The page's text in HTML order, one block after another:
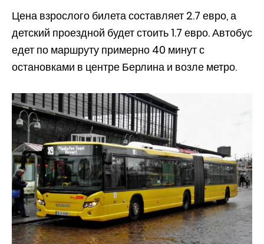
Цена взрослого билета составляет 2.7 евро, а
детский проездной будет стоить 1.7 евро. Автобус
едет по маршруту примерно 40 минут с
остановками в центре Берлина и возле метро.